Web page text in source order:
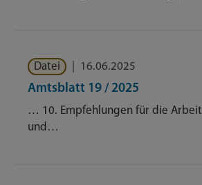
Datei 16.06.2025
Amtsblatt 19 / 2025
… 10. Empfehlungen für die Arbeit
und…